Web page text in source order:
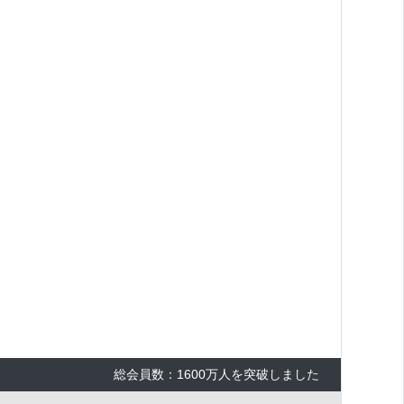
総会員数：1600万人を突破しました